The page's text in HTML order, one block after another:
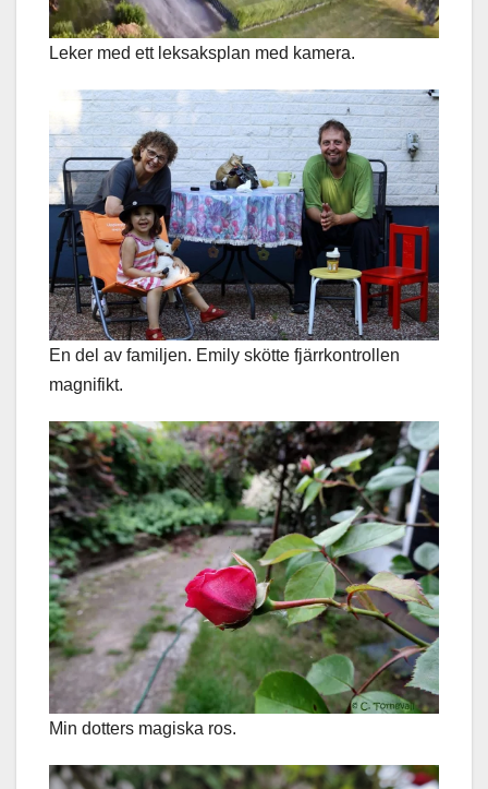
Leker med ett leksaksplan med kamera.
En del av familjen. Emily skötte fjärrkontrollen
magnifikt.
Min dotters magiska ros.